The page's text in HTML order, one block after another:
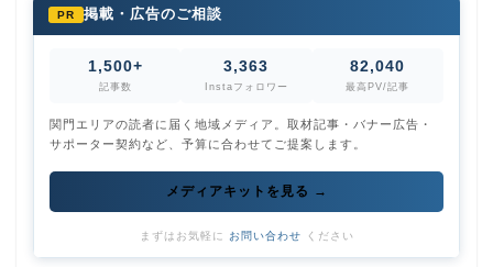
PR 掲載・広告のご相談
1,500+
記事数
3,363
Instaフォロワー
82,040
最高PV/記事
関門エリアの読者に届く地域メディア。取材記事・バナー広告・
サポーター契約など、予算に合わせてご提案します。
メディアキットを見る →
まずはお気軽に お問い合わせ ください